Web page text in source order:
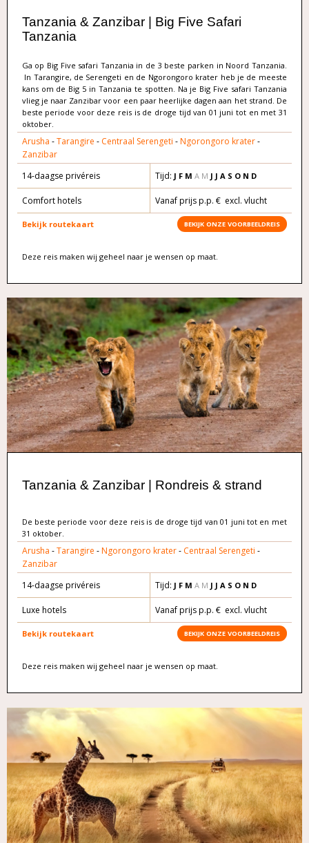
Tanzania & Zanzibar | Big Five Safari
Tanzania
Ga op Big Five safari Tanzania in de 3 beste parken in Noord Tanzania.
In Tarangire, de Serengeti en de Ngorongoro krater heb je de meeste
kans om de Big 5 in Tanzania te spotten. Na je Big Five safari Tanzania
vlieg je naar Zanzibar voor een paar heerlijke dagen aan het strand. De
beste periode voor deze reis is de droge tijd van 01 juni tot en met 31
oktober.
Arusha -Tarangire - Centraal Serengeti -Ngorongoro krater-
Zanzibar
14-daagse privéreis
Tijd: J F M A M J J A S O N D
Comfort hotels Vanaf prijs p.p. € excl. vlucht
Bekijk routekaart BEKIJK ONZE VOORBEELDREIS
Deze reis maken wij geheel naar je wensen op maat.
Tanzania & Zanzibar | Rondreis & strand
De beste periode voor deze reis is de droge tijd van 01 juni tot en met
31 oktober.
Arusha -Tarangire -Ngorongoro krater- Centraal Serengeti -
Zanzibar
14-daagse privéreis
Tijd: J F M A M J J A S O N D
Luxe hotels Vanaf prijs p.p. € excl. vlucht
Bekijk routekaart BEKIJK ONZE VOORBEELDREIS
Deze reis maken wij geheel naar je wensen op maat.